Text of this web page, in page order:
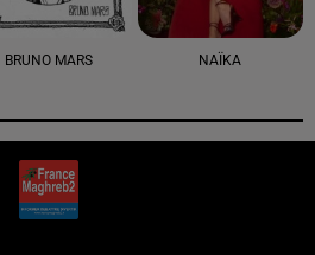
BRUNO MARS NAÏKA